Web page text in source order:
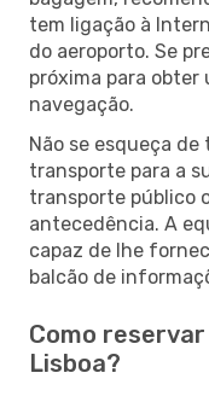
tem ligação à
do aeroporto. Se
próxima para obter
navegação.
Não se esqueça
transporte para a
transporte público
antecedência. A
capaz de lhe
balcão de
Como
Lisboa?